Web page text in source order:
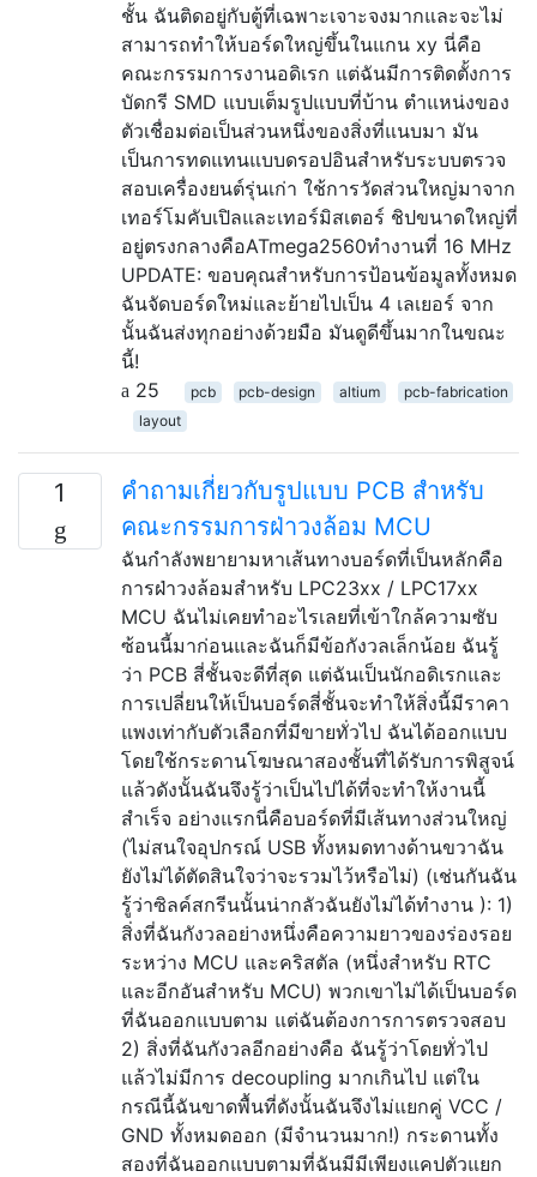
ชั้น ฉันติดอยู่กับตู้ที่เฉพาะเจาะจงมากและจะไม่
สามารถทำให้บอร์ดใหญ่ขึ้นในแกน xy นี่คือ
คณะกรรมการงานอดิเรก แต่ฉันมีการติดตั้งการ
บัดกรี SMD แบบเต็มรูปแบบที่บ้าน ตำแหน่งของ
ตัวเชื่อมต่อเป็นส่วนหนึ่งของสิ่งที่แนบมา มัน
เป็นการทดแทนแบบดรอปอินสำหรับระบบตรวจ
สอบเครื่องยนต์รุ่นเก่า ใช้การวัดส่วนใหญ่มาจาก
เทอร์โมคับเปิลและเทอร์มิสเตอร์ ชิปขนาดใหญ่ที่
อยู่ตรงกลางคือATmega2560ทำงานที่ 16 MHz
UPDATE: ขอบคุณสำหรับการป้อนข้อมูลทั้งหมด
ฉันจัดบอร์ดใหม่และย้ายไปเป็น 4 เลเยอร์ จาก
นั้นฉันส่งทุกอย่างด้วยมือ มันดูดีขึ้นมากในขณะ
นี้!
25
pcb pcb-design altium
pcb-fabrication
layout
1
คำถามเกี่ยวกับรูปแบบ PCB สำหรับ
คณะกรรมการฝ่าวงล้อม MCU
ฉันกำลังพยายามหาเส้นทางบอร์ดที่เป็นหลักคือ
การฝ่าวงล้อมสำหรับ LPC23xx / LPC17xx
MCU ฉันไม่เคยทำอะไรเลยที่เข้าใกล้ความซับ
ซ้อนนี้มาก่อนและฉันก็มีข้อกังวลเล็กน้อย ฉันรู้
ว่า PCB สี่ชั้นจะดีที่สุด แต่ฉันเป็นนักอดิเรกและ
การเปลี่ยนให้เป็นบอร์ดสี่ชั้นจะทำให้สิ่งนี้มีราคา
แพงเท่ากับตัวเลือกที่มีขายทั่วไป ฉันได้ออกแบบ
โดยใช้กระดานโฆษณาสองชั้นที่ได้รับการพิสูจน์
แล้วดังนั้นฉันจึงรู้ว่าเป็นไปได้ที่จะทำให้งานนี้
สำเร็จ อย่างแรกนี่คือบอร์ดที่มีเส้นทางส่วนใหญ่
(ไม่สนใจอุปกรณ์ USB ทั้งหมดทางด้านขวาฉัน
ยังไม่ได้ตัดสินใจว่าจะรวมไว้หรือไม่) (เช่นกันฉัน
รู้ว่าซิลค์สกรีนนั้นน่ากลัวฉันยังไม่ได้ทำงาน ): 1)
สิ่งที่ฉันกังวลอย่างหนึ่งคือความยาวของร่องรอย
ระหว่าง MCU และคริสตัล (หนึ่งสำหรับ RTC
และอีกอันสำหรับ MCU) พวกเขาไม่ได้เป็นบอร์ด
ที่ฉันออกแบบตาม แต่ฉันต้องการการตรวจสอบ
2) สิ่งที่ฉันกังวลอีกอย่างคือ ฉันรู้ว่าโดยทั่วไป
แล้วไม่มีการ decoupling มากเกินไป แต่ใน
กรณีนี้ฉันขาดพื้นที่ดังนั้นฉันจึงไม่แยกคู่ VCC /
GND ทั้งหมดออก (มีจำนวนมาก!) กระดานทั้ง
สองที่ฉันออกแบบตามที่ฉันมีมีเพียงแคปตัวแยก